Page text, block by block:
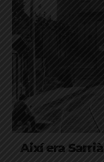
Així era